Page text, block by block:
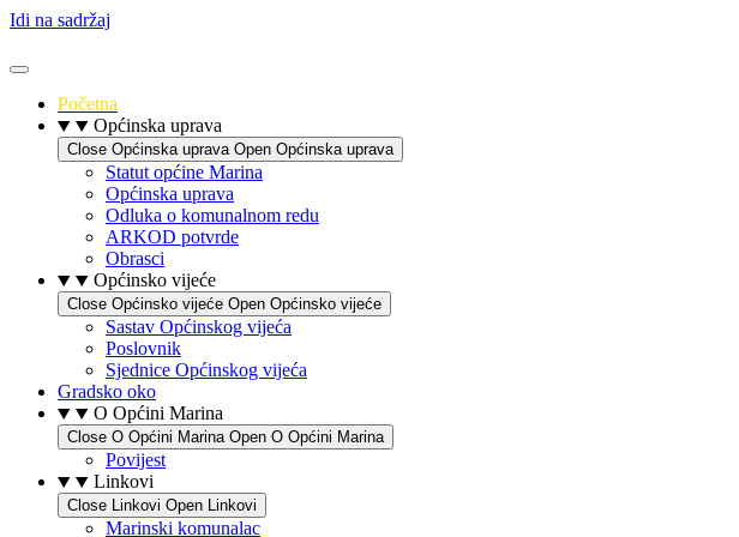
Idi na sadržaj
Početna
Općinska uprava
Close Općinska uprava Open Općinska uprava
Statut općine Marina
Općinska uprava
Odluka o komunalnom redu
ARKOD potvrde
Obrasci
Općinsko vijeće
Close Općinsko vijeće Open Općinsko vijeće
Sastav Općinskog vijeća
Poslovnik
Sjednice Općinskog vijeća
Gradsko oko
O Općini Marina
Close O Općini Marina Open O Općini Marina
Povijest
Linkovi
Close Linkovi Open Linkovi
Marinski komunalac